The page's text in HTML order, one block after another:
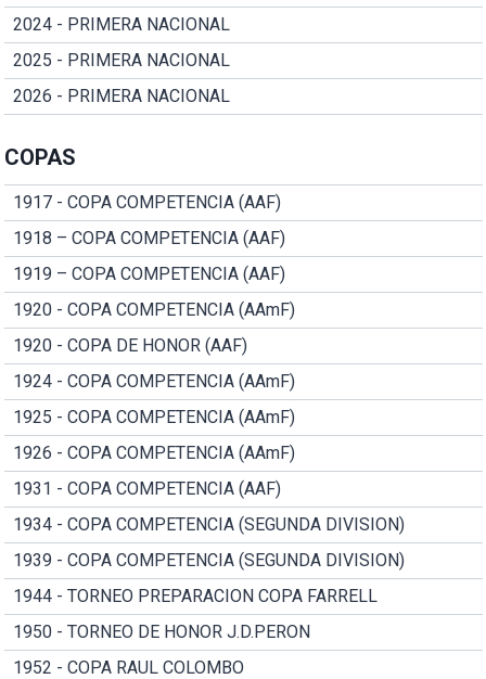
2024 - PRIMERA NACIONAL
2025 - PRIMERA NACIONAL
2026 - PRIMERA NACIONAL
COPAS
1917 - COPA COMPETENCIA (AAF)
1918 – COPA COMPETENCIA (AAF)
1919 – COPA COMPETENCIA (AAF)
1920 - COPA COMPETENCIA (AAmF)
1920 - COPA DE HONOR (AAF)
1924 - COPA COMPETENCIA (AAmF)
1925 - COPA COMPETENCIA (AAmF)
1926 - COPA COMPETENCIA (AAmF)
1931 - COPA COMPETENCIA (AAF)
1934 - COPA COMPETENCIA (SEGUNDA DIVISION)
1939 - COPA COMPETENCIA (SEGUNDA DIVISION)
1944 - TORNEO PREPARACION COPA FARRELL
1950 - TORNEO DE HONOR J.D.PERON
1952 - COPA RAUL COLOMBO